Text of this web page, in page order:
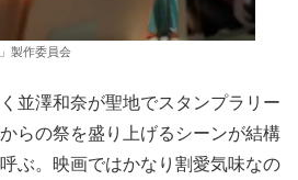
製作委員会
並澤和奈が聖地でスタンプラリー
らの祭を盛り上げるシーンが結構
ぶ。映画ではかなり割愛気味なの